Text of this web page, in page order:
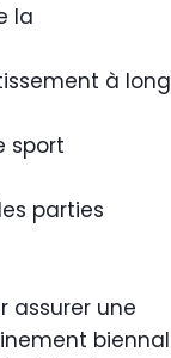
la
à long
sport
parties
assurer une
biennal